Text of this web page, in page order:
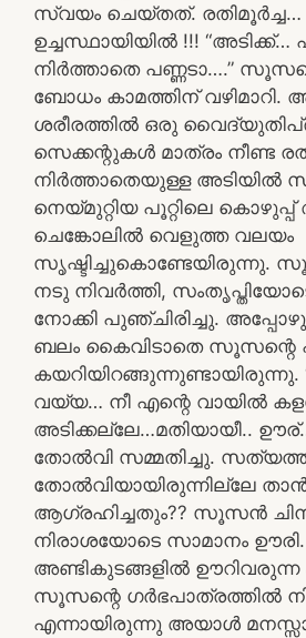
സ്വയം ചെയ്തത്. രതിമൂർച്ച…
ഉച്ചസ്ഥായിയിൽ !!!
നിർത്താതെ പണ്ണടാ….”
ബോധം കാമത്തിന് വഴിമാറി.
ശരീരത്തിൽ ഒരു
സെക്കന്റുകൾ മാത്രം നീണ്ട
നിർത്താതെയുള്ള അടിയിൽ
നെയ്മുറ്റിയ പൂറ്റിലെ
ചെങ്കോലിൽ വെളുത്ത വലയം
സൃഷ്ടിച്ചുകൊണ്ടേയിരുന്നു.
നടു നിവർത്തി,
നോക്കി പുഞ്ചിരിച്ചു.
ബലം കൈവിടാതെ സൂസന്റെ
കയറിയിറങ്ങുന്നുണ്ടായിരുന്നു.
വയ്യ… നീ എന്റെ വായിൽ
അടിക്കല്ലേ…മതിയായീ..
തോൽവി സമ്മതിച്ചു.
തോൽവിയായിരുന്നില്ലേ
ആഗ്രഹിച്ചതും?? സൂസൻ
നിരാശയോടെ സാമാനം ഊരി.
അണ്ടികുടങ്ങളിൽ ഊറിവരുന്ന
സൂസന്റെ ഗർഭപാത്രത്തിൽ
എന്നായിരുന്നു അയാൾ